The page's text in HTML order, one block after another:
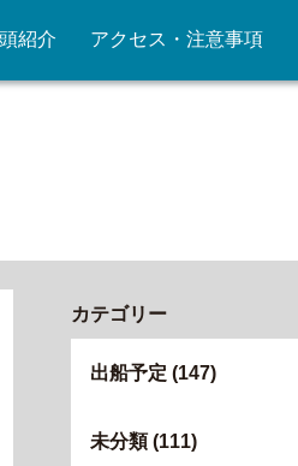
紹介 アクセス・注意事項
カテゴリー
出船予定 (147)
未分類(111)